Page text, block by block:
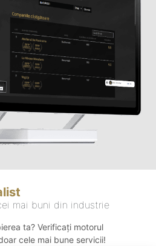
mai buni din industrie
ta? Verificați motorul
cele mai bune servicii!